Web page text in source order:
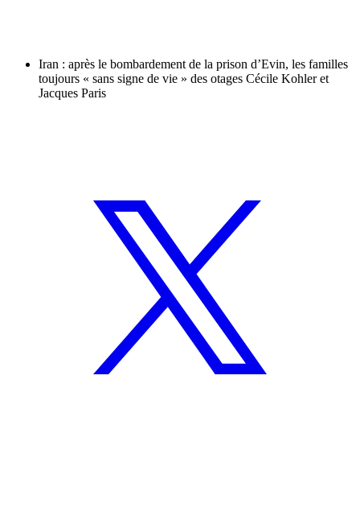
Iran : après le bombardement de la prison d’Evin, les familles
toujours « sans signe de vie » des otages Cécile Kohler et
Jacques Paris